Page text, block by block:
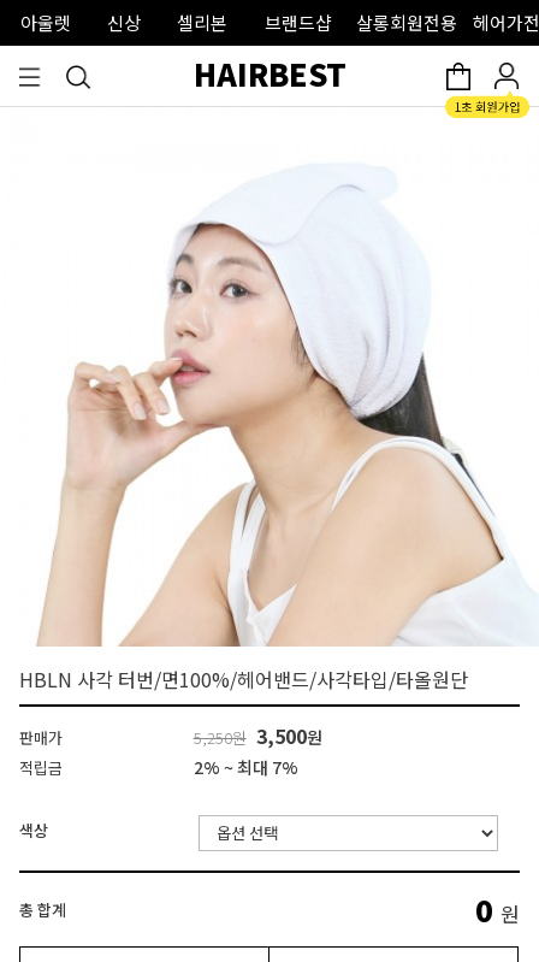
아울렛 신상 셀리본 브랜드샵 살롱회원전용 헤어가
HAIRBEST
HBLN 사각 터번/면100%/헤어밴드/사각타입/타올원단
판매가 5,250원 3,500원
적립금 2% ~ 최대 7%
색상
총 합계 0 원